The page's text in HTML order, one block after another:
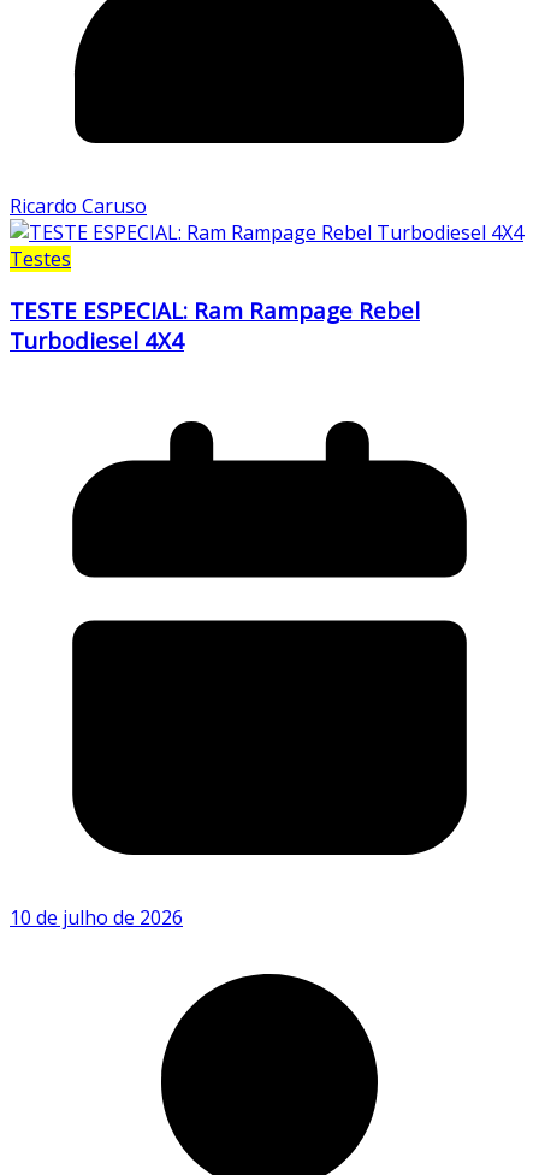
Ricardo Caruso
Testes
TESTE ESPECIAL: Ram Rampage Rebel
Turbodiesel 4X4
10 de julho de 2026